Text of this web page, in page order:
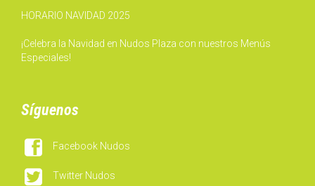
HORARIO NAVIDAD 2025
¡Celebra la Navidad en Nudos Plaza con nuestros Menús
Especiales!
Síguenos
 Facebook Nudos
 Twitter Nudos